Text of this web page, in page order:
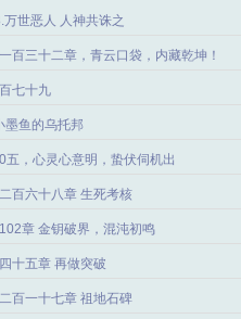
万世恶人 人神共诛之
百三十二章，青云口袋，内藏乾坤！
七十九
墨鱼的乌托邦
五，心灵心意明，蛰伏伺机出
百六十八章 生死考核
章 金钥破界，混沌初鸣
十五章 再做突破
百一十七章 祖地石碑